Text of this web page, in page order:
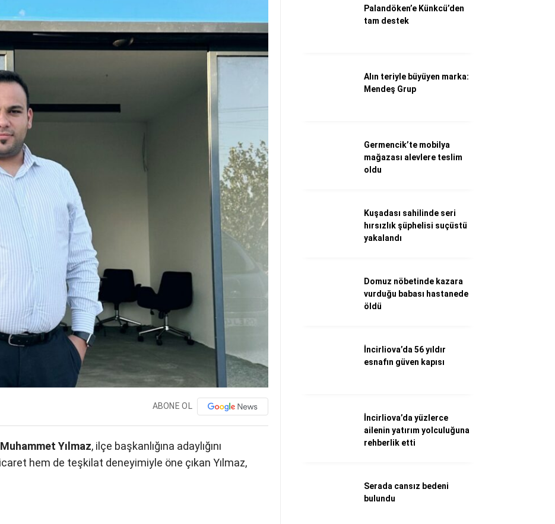
Künye
WhatsApp İhbar Hattı
Facebook
ABONE OL
Muhammet Yılmaz, ilçe başkanlığına adaylığını
hem de teşkilat deneyimiyle öne çıkan Yılmaz,
Palandöken’e Künkcü’den
tam destek
Alın teriyle büyüyen marka:
Mendeş Grup
Germencik’te mobilya
mağazası alevlere teslim
oldu
Kuşadası sahilinde seri
hırsızlık şüphelisi suçüstü
yakalandı
Domuz nöbetinde kazara
vurduğu babası hastanede
öldü
İncirliova’da 56 yıldır
esnafın güven kapısı
İncirliova’da yüzlerce
ailenin yatırım yolculuğuna
rehberlik etti
Serada cansız bedeni
bulundu